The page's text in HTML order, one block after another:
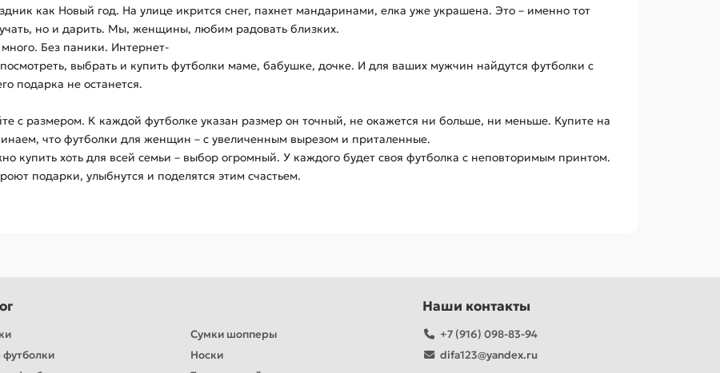
как Новый год. На улице икрится снег, пахнет мандаринами, елка уже украшена. Это – именно тот
но и дарить. Мы, женщины, любим радовать близких.
Без паники. Интернет-
выбрать и купить футболки маме, бабушке, дочке. И для ваших мужчин найдутся футболки с
подарка не останется.
с размером. К каждой футболке указан размер он точный, не окажется ни больше, ни меньше. Купите на
что футболки для женщин – с увеличенным вырезом и приталенные.
купить хоть для всей семьи – выбор огромный. У каждого будет своя футболка с неповторимым принтом.
подарки, улыбнутся и поделятся этим счастьем.
Сумки шопперы
Носки
Наши контакты
+7 (916) 098-83-94
difa123@yandex.ru